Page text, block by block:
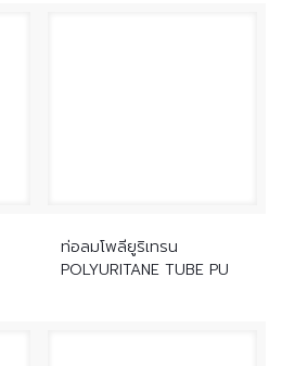
ท่อลมโพลียูริเทรน
POLYURITANE TUBE PU